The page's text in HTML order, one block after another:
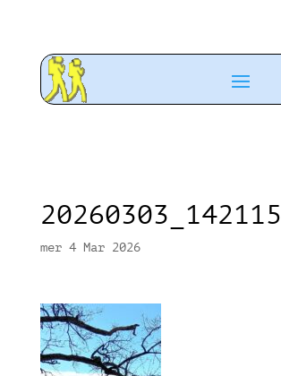
20260303_142115
mer 4 Mar 2026